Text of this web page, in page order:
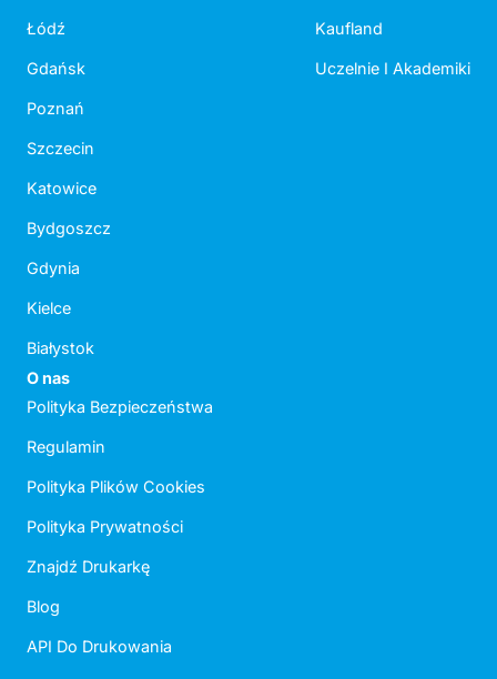
Łódź
Gdańsk
Poznań
Szczecin
Katowice
Bydgoszcz
Gdynia
Kielce
Białystok
Kaufland
Uczelnie I Akademiki
O nas
Polityka Bezpieczeństwa
Regulamin
Polityka Plików Cookies
Polityka Prywatności
Znajdź Drukarkę
Blog
API Do Drukowania